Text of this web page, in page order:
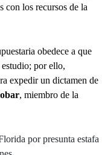
con los recursos de la
obedece a que
por ello,
expedir un dictamen de
, miembro de la
por presunta estafa